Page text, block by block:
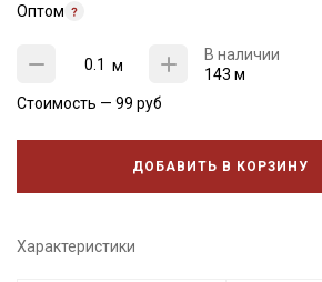
Оптом
м
В наличии
143 м
Стоимость — 99 руб
ДОБАВИТЬ В КОРЗИНУ
Характеристики